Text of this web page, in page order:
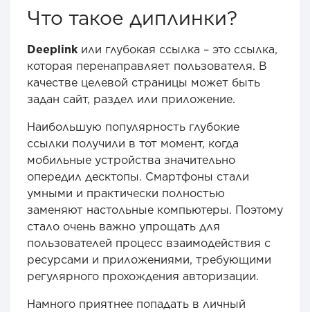
Что такое диплинки?
Deeplinkили глубокая ссылка – это ссылка,
которая перенаправляет пользователя. В
качестве целевой страницы может быть
задан сайт, раздел или приложение.
Наибольшую популярность глубокие
ссылки получили в тот момент, когда
мобильные устройства значительно
опередил десктопы. Смартфоны стали
умными и практически полностью
заменяют настольные компьютеры. Поэтому
стало очень важно упрощать для
пользователей процесс взаимодействия с
ресурсами и приложениями, требующими
регулярного прохождения авторизации.
Намного приятнее попадать в личный